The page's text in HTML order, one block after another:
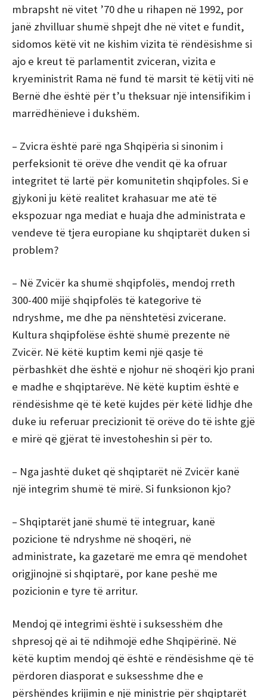
mbrapsht në vitet ’70 dhe u rihapen në 1992, por
janë zhvilluar shumë shpejt dhe në vitet e fundit,
sidomos këtë vit ne kishim vizita të rëndësishme si
ajo e kreut të parlamentit zviceran, vizita e
kryeministrit Rama në fund të marsit të këtij viti në
Bernë dhe është për t’u theksuar një intensifikim i
marrëdhënieve i dukshëm.
– Zvicra është parë nga Shqipëria si sinonim i
perfeksionit të orëve dhe vendit që ka ofruar
integritet të lartë për komunitetin shqipfoles. Si e
gjykoni ju këtë realitet krahasuar me atë të
ekspozuar nga mediat e huaja dhe administrata e
vendeve të tjera europiane ku shqiptarët duken si
problem?
– Në Zvicër ka shumë shqipfolës, mendoj rreth
300-400 mijë shqipfolës të kategorive të
ndryshme, me dhe pa nënshtetësi zvicerane.
Kultura shqipfolëse është shumë prezente në
Zvicër. Në këtë kuptim kemi një qasje të
përbashkët dhe është e njohur në shoqëri kjo prani
e madhe e shqiptarëve. Në këtë kuptim është e
rëndësishme që të ketë kujdes për këtë lidhje dhe
duke iu referuar precizionit të orëve do të ishte gjë
e mirë që gjërat të investoheshin si për to.
– Nga jashtë duket që shqiptarët në Zvicër kanë
një integrim shumë të mirë. Si funksionon kjo?
– Shqiptarët janë shumë të integruar, kanë
pozicione të ndryshme në shoqëri, në
administrate, ka gazetarë me emra që mendohet
origjinojnë si shqiptarë, por kane peshë me
pozicionin e tyre të arritur.
Mendoj që integrimi është i suksesshëm dhe
shpresoj që ai të ndihmojë edhe Shqipërinë. Në
këtë kuptim mendoj që është e rëndësishme që të
përdoren diasporat e suksesshme dhe e
përshëndes krijimin e një ministrie për shqiptarët